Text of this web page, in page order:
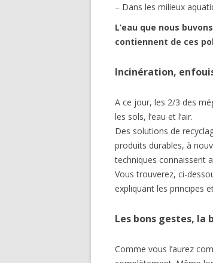
– Dans les milieux
L’eau que nous
contiennent de ces
Incinération,
A ce jour, les 2/3 des
les sols, l’eau et l’air.
Des solutions de
produits durables, à
techniques connaissent
Vous trouverez, ci-
expliquant les principes
Les bons gestes,
Comme vous l’aurez